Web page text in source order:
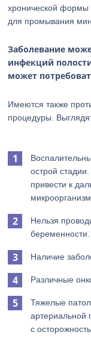
хронической формы
для промывания
Заболевание
инфекций
может
Имеются также
процедуры.
острой
привести к
Нельзя
беременности.
Наличие
Различные
Тяжелые
артериальной
с